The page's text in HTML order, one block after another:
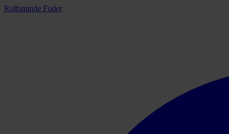
Rolfsminde Foder